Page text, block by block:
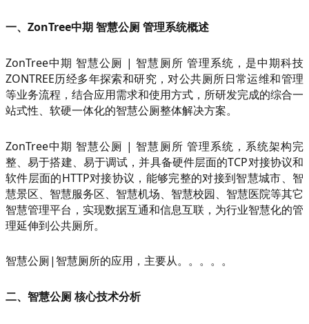
一、ZonTree中期 智慧公厕 管理系统概述
ZonTree中期 智慧公厕 | 智慧厕所 管理系统，是中期科技
ZONTREE历经多年探索和研究，对公共厕所日常运维和管理
等业务流程，结合应用需求和使用方式，所研发完成的综合一
站式性、软硬一体化的智慧公厕整体解决方案。
ZonTree中期 智慧公厕 | 智慧厕所 管理系统，系统架构完
整、易于搭建、易于调试，并具备硬件层面的TCP对接协议和
软件层面的HTTP对接协议，能够完整的对接到智慧城市、智
慧景区、智慧服务区、智慧机场、智慧校园、智慧医院等其它
智慧管理平台，实现数据互通和信息互联，为行业智慧化的管
理延伸到公共厕所。
智慧公厕|智慧厕所的应用，主要从。。。。。
二、智慧公厕 核心技术分析